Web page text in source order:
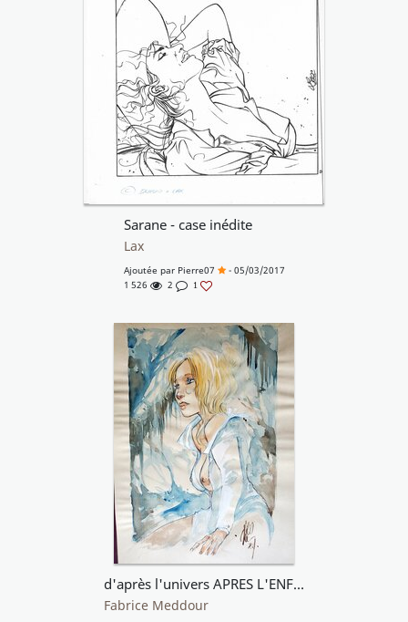
Sarane - case inédite
Lax
Ajoutée par Pierre07
- 05/03/2017
1 526
2 1
d'après l'univers APRES L'ENFER T2 LE BAYOU D'OZ
Fabrice Meddour